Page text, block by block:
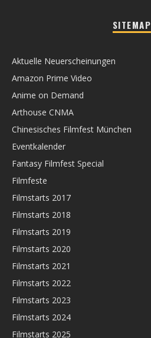
SITEMAP
Aktuelle Neuerscheinungen
Amazon Prime Video
Anime on Demand
Arthouse CNMA
Chinesisches Filmfest München
Eventkalender
Fantasy Filmfest Special
Filmfeste
Filmstarts 2017
Filmstarts 2018
Filmstarts 2019
Filmstarts 2020
Filmstarts 2021
Filmstarts 2022
Filmstarts 2023
Filmstarts 2024
Filmstarts 2025